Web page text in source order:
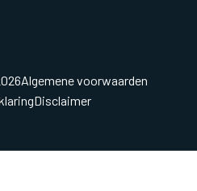
Algemene voorwaarden
Disclaimer